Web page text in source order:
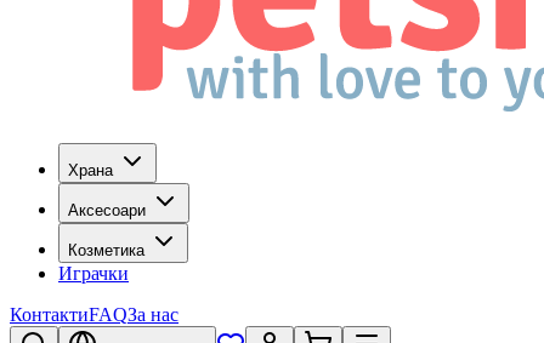
Храна
Аксесоари
Козметика
Играчки
КонтактиFAQЗа нас